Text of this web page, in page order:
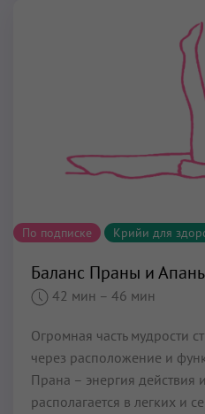
По подписке Крийи для
Баланс Праны и
42 мин – 46 мин
Огромная часть мудрости
через расположение и
Прана – энергия действия
располагается в легких и